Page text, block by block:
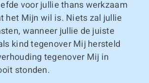
voor jullie thans werkzaam
het Mijn wil is. Niets zal jullie
wanneer jullie de juiste
kind tegenover Mij hersteld
tegenover Mij in
stonden.